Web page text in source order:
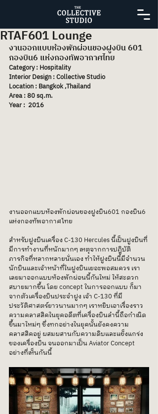
RTAF601 Lounge
งานออกแบบห้องพักผ่อนของฝูงบิน 601
กองบิน6 แห่งกองทัพอากาศไทย
Category : Hospitality
Interior Design : Collective Studio
Location : Bangkok ,Thailand
Area : 80 sq.m.
Year :  2016
งานออกแบบห้องพักผ่อนของฝูงบิน601 กองบิน6
แห่งกองทัพอากาศไทย
สำหรับฝูงบินเครื่อง C-130 Hercules นี้เป็นฝูงบินที่
มีการทำงานที่หนักมากๆ เหตุจากการปฎิบัติ
ภารกิจที่หลากหลายนั่นเอง ทำให้ฝูงบินนี้มีจำนวน
นักบินและเจ้าหน้าที่ในฝูงบินเยอะพอสมควร เรา
เลยมาออกแบบห้องพักผ่อนนี้กันใหม่ ให้สะดวก
สบายมากขึ้น โดย concept ในการออกแบบ ก็มา
จากตัวเครื่องบินประจำฝูง เจ้า C-130 ที่มี
ประวัติศาสตร์ยาวนานมากๆ เราหยิบเอาเรื่องราว
ความคลาสสิคในยุคอดีตที่เครื่องบินลำนี้ถือกำเนิด
ขึ้นมาใหม่ๆ ซึ่งทกอย่างในยุคนั้นยังคงความ
คลาสสิคอยู่ ผสมผสานกับความดิบและแข็งแกร่ง
ของเครื่องบิน จนออกมาเป็น Aviator Concept
อย่างที่เห็นกันนี้